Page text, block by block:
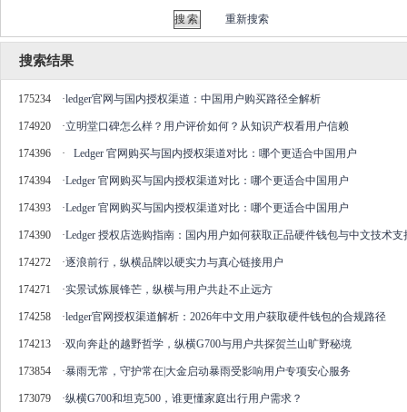
重新搜索
搜索结果
175234 ·ledger官网与国内授权渠道：中国用户购买路径全解析
174920 ·立明堂口碑怎么样？用户评价如何？从知识产权看用户信赖
174396 · Ledger 官网购买与国内授权渠道对比：哪个更适合中国用户
174394 ·Ledger 官网购买与国内授权渠道对比：哪个更适合中国用户
174393 ·Ledger 官网购买与国内授权渠道对比：哪个更适合中国用户
174390 ·Ledger 授权店选购指南：国内用户如何获取正品硬件钱包与中文技术支
174272 ·逐浪前行，纵横品牌以硬实力与真心链接用户
174271 ·实景试炼展锋芒，纵横与用户共赴不止远方
174258 ·ledger官网授权渠道解析：2026年中文用户获取硬件钱包的合规路径
174213 ·双向奔赴的越野哲学，纵横G700与用户共探贺兰山旷野秘境
173854 ·暴雨无常，守护常在|大金启动暴雨受影响用户专项安心服务
173079 ·纵横G700和坦克500，谁更懂家庭出行用户需求？